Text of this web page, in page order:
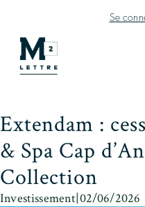
Se
Extendam :
& Spa Cap
Collection
Investissement|02/06/2026